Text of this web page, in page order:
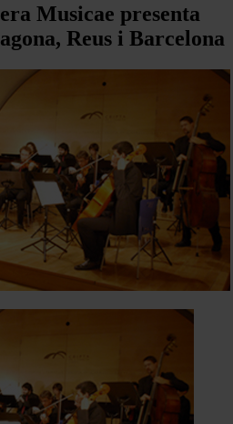
Musicae presenta
Reus i Barcelona